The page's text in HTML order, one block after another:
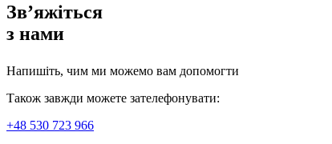
Зв’яжіться
з нами
Напишіть, чим ми можемо вам допомогти
Також завжди можете зателефонувати:
+48 530 723 966